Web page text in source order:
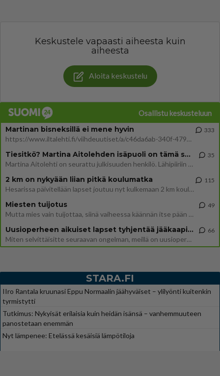
Keskustele vapaasti aiheesta kuin
aiheesta
Aloita keskustelu
Osallistu keskusteluun
Martinan bisneksillä ei mene hyvin
https://www.iltalehti.fi/viihdeuutiset/a/c46da6ab-340f-4790-aaa7-0865eed2336 Yrityksen konkurssihakemus on tullut kärä
333
Tiesitkö? Martina Aitolehden isäpuoli on tämä suosittu laulaja
Martina Aitolehti on seurattu julkisuuden henkilö. Lähipiiriin mahtuu muitakin tunnettuja henkilöitä. Tiesitkö, että Ma
35
2 km on nykyään liian pitkä koulumatka
Hesarissa päivitellään lapset joutuu nyt kulkemaan 2 km kouluun jösses. Ruostefillarilla tuo matka menee vaikka miten äk
115
Miesten tuijotus
Mutta mies vain tuijottaa, siinä vaiheessa käännän itse pään pois. Mikä juttu? Yleensä jos joku tuijottaa tai katsoo, hä
49
Uusioperheen aikuiset lapset tyhjentää jääkaapin käydessään
Miten selvittäisitte seuraavan ongelman, meillä on uusioperhe, minulla teini-ikäiset lapset ja puolisolla aikuiset, jotk
66
STARA.FI
IIro Rantala kruunasi Eppu Normaalin jäähyväiset – ylilyönti kuitenkin
tyrmistytti
Tutkimus: Nykyisät erilaisia kuin heidän isänsä – vanhemmuuteen
panostetaan enemmän
Nyt lämpenee: Etelässä kesäisiä lämpötiloja